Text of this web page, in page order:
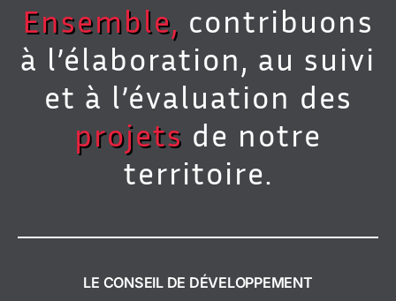
Ensemble, contribuons
à l’élaboration, au suivi
et à l’évaluation des
projets de notre
territoire.
LE CONSEIL DE DÉVELOPPEMENT